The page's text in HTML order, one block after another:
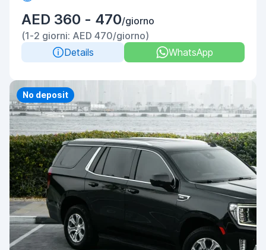
AED 360 - 470/giorno
(1-2 giorni: AED 470/giorno)
Details
WhatsApp
Priority
No deposit